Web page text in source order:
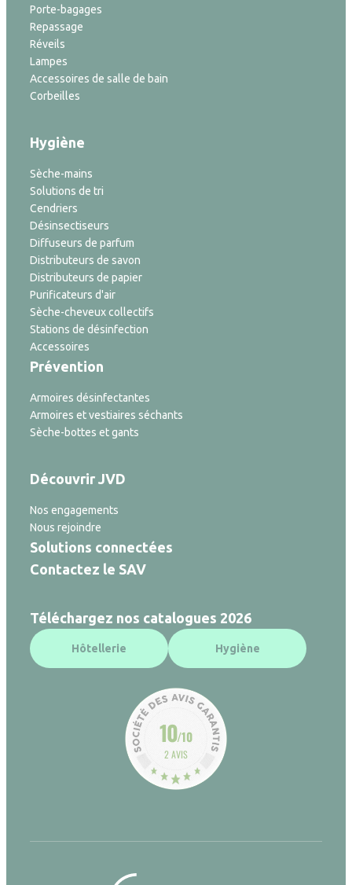
Porte-bagages
Repassage
Réveils
Lampes
Accessoires de salle de bain
Corbeilles
Hygiène
Sèche-mains
Solutions de tri
Cendriers
Désinsectiseurs
Diffuseurs de parfum
Distributeurs de savon
Distributeurs de papier
Purificateurs d'air
Sèche-cheveux collectifs
Stations de désinfection
Accessoires
Prévention
Armoires désinfectantes
Armoires et vestiaires séchants
Sèche-bottes et gants
Découvrir JVD
Nos engagements
Nous rejoindre
Solutions connectées
Contactez le SAV
Téléchargez nos catalogues 2026
Hôtellerie Hygiène
10/10
2 AVIS